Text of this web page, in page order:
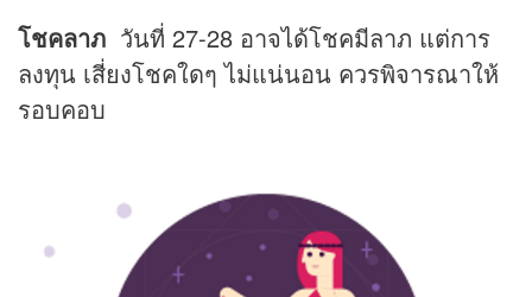
โชคลาภ วันที่ 27-28 อาจได้โชคมีลาภ แต่การ
ลงทุน เสี่ยงโชคใดๆ ไม่แน่นอน ควรพิจารณาให้
รอบคอบ